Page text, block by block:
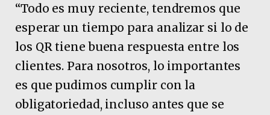
“Todo es muy reciente, tendremos que
esperar un tiempo para analizar si lo de
los QR tiene buena respuesta entre los
clientes. Para nosotros, lo importantes
es que pudimos cumplir con la
obligatoriedad, incluso antes que se